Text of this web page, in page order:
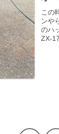
この
ンや
のハ
ZX-